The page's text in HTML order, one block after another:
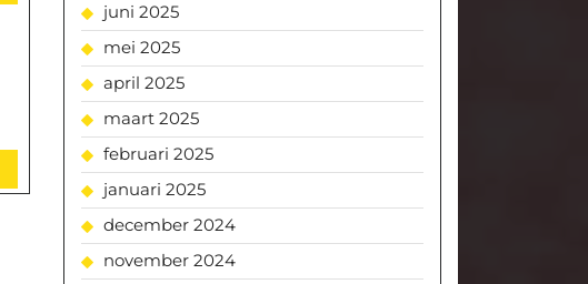
juni 2025
mei 2025
april 2025
maart 2025
februari 2025
januari 2025
december 2024
november 2024